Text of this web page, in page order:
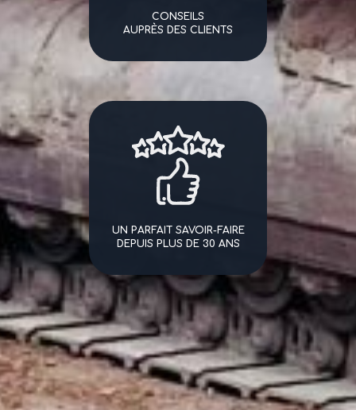
CONSEILS
AUPRÈS DES CLIENTS
UN PARFAIT SAVOIR-FAIRE
DEPUIS PLUS DE 30 ANS